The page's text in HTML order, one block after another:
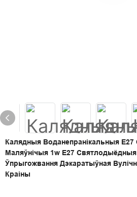
Калядныя Воданепранікальныя
Маляўнічыя 1w E27
Ўпрыгожвання Дэкаратыўная
Краіны